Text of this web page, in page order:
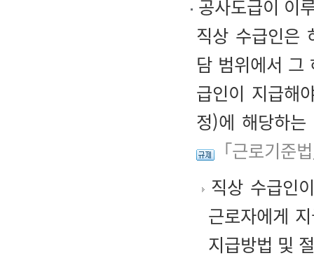
공사도급이 이
직상 수급인은
담 범위에서 그
급인이 지급해
정)에 해당하
「근로기준
직상 수급인
근로자에게
지급방법 및